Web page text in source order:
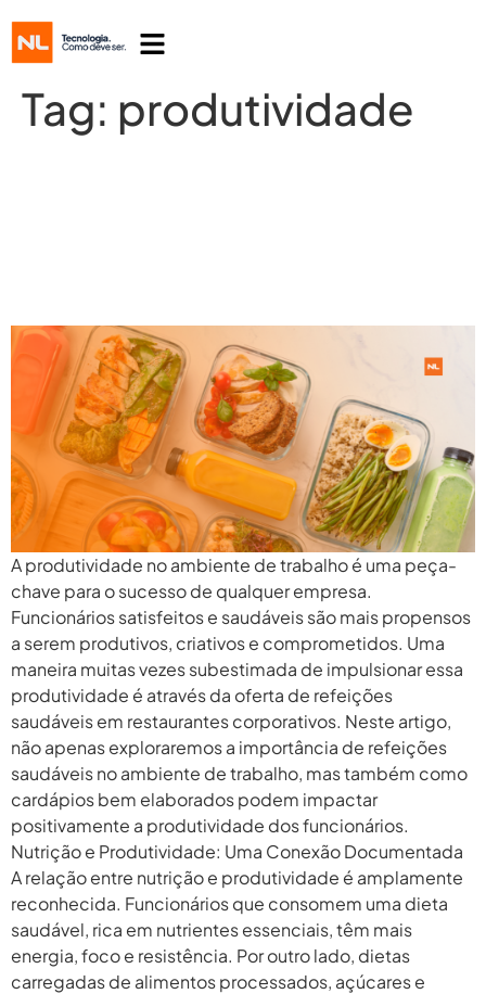
Tag: produtividade
A produtividade no ambiente de trabalho é uma peça-
chave para o sucesso de qualquer empresa.
Funcionários satisfeitos e saudáveis são mais propensos
a serem produtivos, criativos e comprometidos. Uma
maneira muitas vezes subestimada de impulsionar essa
produtividade é através da oferta de refeições
saudáveis em restaurantes corporativos. Neste artigo,
não apenas exploraremos a importância de refeições
saudáveis no ambiente de trabalho, mas também como
cardápios bem elaborados podem impactar
positivamente a produtividade dos funcionários.
Nutrição e Produtividade: Uma Conexão Documentada
A relação entre nutrição e produtividade é amplamente
reconhecida. Funcionários que consomem uma dieta
saudável, rica em nutrientes essenciais, têm mais
energia, foco e resistência. Por outro lado, dietas
carregadas de alimentos processados, açúcares e